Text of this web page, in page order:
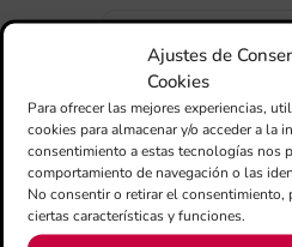
Ajustes de
Cookies
Para ofrecer las mejores experiencias,
cookies para almacenar y/o acceder a la
consentimiento a estas tecnologías nos
comportamiento de navegación o las
No consentir o retirar el consentimiento,
ciertas características y funciones.
+ Añadir a
+ exportación